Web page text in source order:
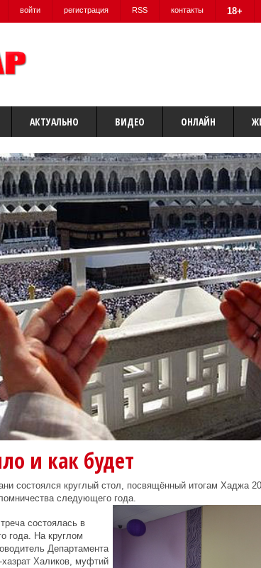
войти регистрация RSS контакты 18+
АКТУАЛЬНО ВИДЕО ОНЛАЙН
и как будет
состоялся круглый стол, посвящённый итогам Хаджа
следующего года.
состоялась в
года. На круглом
Департамента
Халиков, муфтий